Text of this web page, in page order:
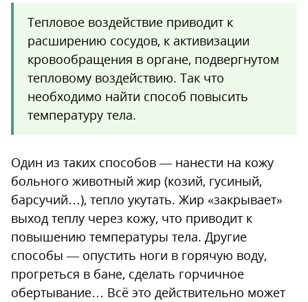
Тепловое воздействие приводит к
расширению сосудов, к активизации
кровообращения в органе, подвергнутом
тепловому воздействию. Так что
необходимо найти способ повысить
температуру тела.
Один из таких способов — нанести на кожу
больного животный жир (козий, гусиный,
барсучий…), тепло укутать. Жир «закрывает»
выход теплу через кожу, что приводит к
повышению температуры тела. Другие
способы — опустить ноги в горячую воду,
прогреться в бане, сделать горчичное
обертывание… Всё это действительно может